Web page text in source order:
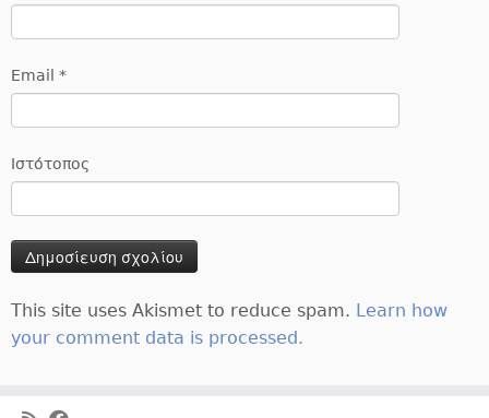
Email *
Ιστότοπος
This site uses Akismet to reduce spam. Learn how
your comment data is processed.